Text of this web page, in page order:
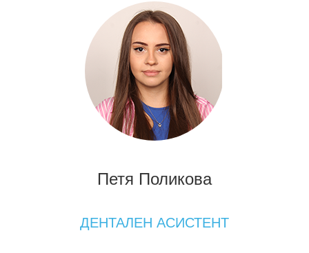
Петя Поликова
ДЕНТАЛЕН АСИСТЕНТ